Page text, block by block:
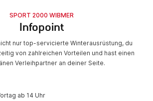
SPORT 2000 WIBMER
Infopoint
nur top-servicierte Winterausrüstung, du
von zahlreichen Vorteilen und hast einen
Verleihpartner an deiner Seite.
ab 14 Uhr